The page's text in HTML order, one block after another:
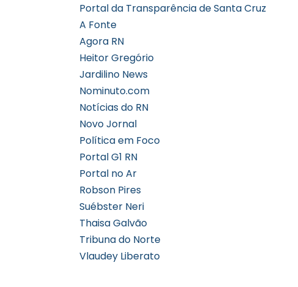
Portal da Transparência de Santa Cruz
A Fonte
Agora RN
Heitor Gregório
Jardilino News
Nominuto.com
Notícias do RN
Novo Jornal
Política em Foco
Portal G1 RN
Portal no Ar
Robson Pires
Suébster Neri
Thaisa Galvão
Tribuna do Norte
Vlaudey Liberato